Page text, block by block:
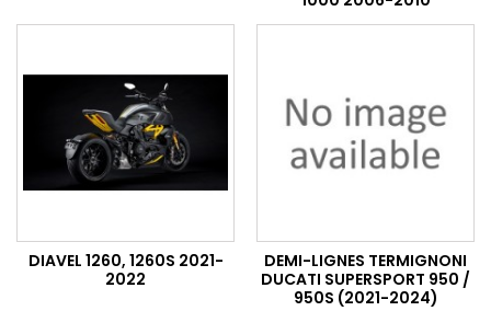
DIAVEL 1260, 1260S 2021-
2022
DEMI-LIGNES TERMIGNONI
DUCATI SUPERSPORT 950 /
950S (2021-2024)